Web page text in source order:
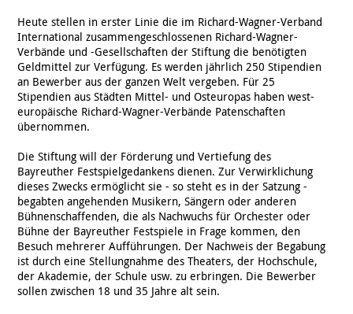
Heute stellen in erster Linie die im Richard-Wagner-Verband
International zusammengeschlossenen Richard-Wagner-
Verbände und -Gesellschaften der Stiftung die benötigten
Geldmittel zur Verfügung. Es werden jährlich 250 Stipendien
an Bewerber aus der ganzen Welt vergeben. Für 25
Stipendien aus Städten Mittel- und Osteuropas haben west-
europäische Richard-Wagner-Verbände Patenschaften
übernommen.
Die Stiftung will der Förderung und Vertiefung des
Bayreuther Festspielgedankens dienen. Zur Verwirklichung
dieses Zwecks ermöglicht sie - so steht es in der Satzung -
begabten angehenden Musikern, Sängern oder anderen
Bühnenschaffenden, die als Nachwuchs für Orchester oder
Bühne der Bayreuther Festspiele in Frage kommen, den
Besuch mehrerer Aufführungen. Der Nachweis der Begabung
ist durch eine Stellungnahme des Theaters, der Hochschule,
der Akademie, der Schule usw. zu erbringen. Die Bewerber
sollen zwischen 18 und 35 Jahre alt sein.